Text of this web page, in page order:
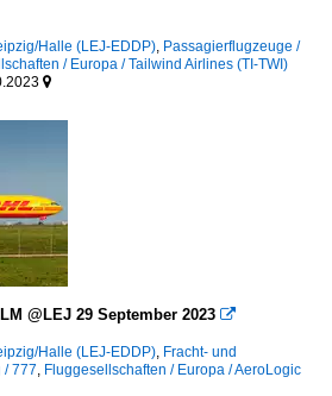
Halle (LEJ-EDDP), Passagierflugzeuge /
/ Europa / Tailwind Airlines (TI-TWI)

@LEJ 29 September 2023 
Halle (LEJ-EDDP), Fracht- und
/ 777, Fluggesellschaften / Europa / AeroLogic